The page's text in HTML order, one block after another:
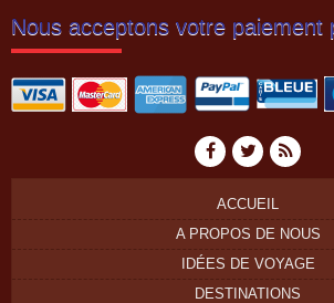
(21personnes)
Voyage à la
dans la baie de
ethnique Bac Ha
Nous acceptons votre paiement
ACCUEIL
A PROPOS DE NOUS
IDÉES DE VOYAGE
DESTINATIONS